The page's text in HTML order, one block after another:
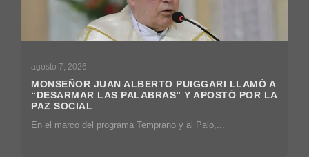
agosto 7, 2026
MONSEÑOR JUAN ALBERTO PUIGGARI LLAMÓ A
“DESARMAR LAS PALABRAS” Y APOSTÓ POR LA
PAZ SOCIAL
En el marco del programa Temprano y al Palo,...